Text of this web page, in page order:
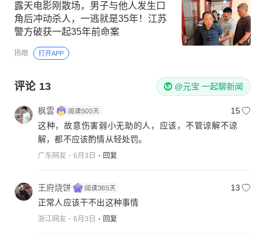
露天电影刚散场，男子与他人发生口
角后冲动杀人，一逃就是35年！江苏
警方破获一起35年前命案
扬眼 打开APP
评论 13 @元宝 一起聊新闻
枫雲
15
这种，故意伤害弱小无助的人，应该，不管谅解不谅
解，都不应该酌情从轻处罚。
广东网友 6月3日 回复
王府烧饼
13
正常人应该干不出这种事情
浙江网友 6月3日 回复